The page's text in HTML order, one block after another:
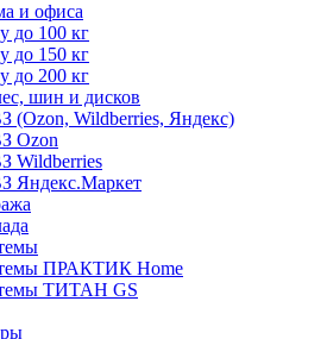
и офиса
до 100 кг
до 150 кг
до 200 кг
шин и дисков
(Ozon, Wildberries, Яндекс)
Ozon
Wildberries
Яндекс.Маркет
ПРАКТИК Home
ТИТАН GS